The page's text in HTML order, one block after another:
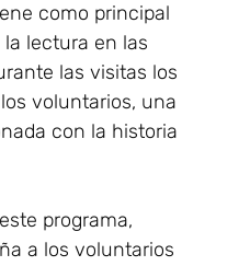
como principal
lectura en las
las visitas los
voluntarios, una
con la historia
programa,
a los voluntarios